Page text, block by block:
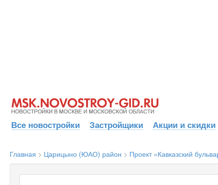
Все новостройки Застройщики Акции и скидки
Главная > Царицыно (ЮАО) район > Проект «Кавказский